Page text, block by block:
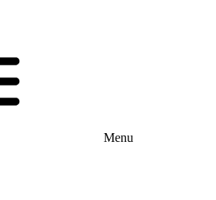
Menu